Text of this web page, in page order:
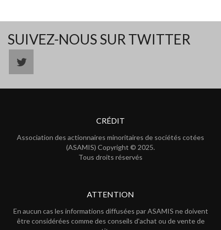
SUIVEZ-NOUS SUR TWITTER
CRÉDIT
Association des actionnaires minoritaires de sociétés cotées
(ASAMIS) Copyright © 2025.
Tous droits réservés
ATTENTION
En aucun cas les informations diffusées par ASAMIS ne doivent
être considérées comme des conseils d'achat ou de vente de